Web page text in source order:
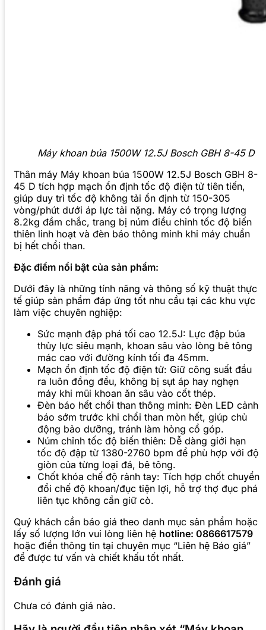
Máy khoan búa 1500W 12.5J Bosch GBH 8-45 D
Thân máy Máy khoan búa 1500W 12.5J Bosch GBH 8-
45 D tích hợp mạch ổn định tốc độ điện tử tiên tiến,
giúp duy trì tốc độ không tải ổn định từ 150-305
vòng/phút dưới áp lực tải nặng. Máy có trọng lượng
8.2kg đầm chắc, trang bị núm điều chỉnh tốc độ biến
thiên linh hoạt và đèn báo thông minh khi máy chuẩn
bị hết chổi than.
Đặc điểm nổi bật của sản phẩm:
Dưới đây là những tính năng và thông số kỹ thuật thực
tế giúp sản phẩm đáp ứng tốt nhu cầu tại các khu vực
làm việc chuyên nghiệp:
Sức mạnh đập phá tối cao 12.5J: Lực đập búa
thủy lực siêu mạnh, khoan sâu vào lòng bê tông
mác cao với đường kính tối đa 45mm.
Mạch ổn định tốc độ điện tử: Giữ công suất đầu
ra luôn đồng đều, không bị sụt áp hay nghẹn
máy khi mũi khoan ăn sâu vào cốt thép.
Đèn báo hết chổi than thông minh: Đèn LED cảnh
báo sớm trước khi chổi than mòn hết, giúp chủ
động bảo dưỡng, tránh làm hỏng cổ góp.
Núm chỉnh tốc độ biến thiên: Dễ dàng giới hạn
tốc độ đập từ 1380-2760 bpm để phù hợp với độ
giòn của từng loại đá, bê tông.
Chốt khóa chế độ rảnh tay: Tích hợp chốt chuyển
đổi chế độ khoan/đục tiện lợi, hỗ trợ thợ đục phá
liên tục không cần giữ cò.
Quý khách cần báo giá theo danh mục sản phẩm hoặc
lấy số lượng lớn vui lòng liên hệ hotline: 0866617579
hoặc điền thông tin tại chuyên mục “Liên hệ Báo giá”
để được tư vấn và chiết khấu tốt nhất.
Đánh giá
Chưa có đánh giá nào.